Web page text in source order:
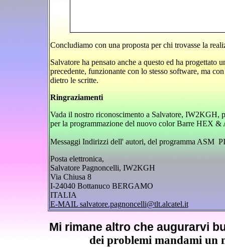
Concludiamo con una proposta per chi trovasse la
Salvatore ha pensato anche a questo ed ha
precedente, funzionante con lo stesso software, ma
dietro le scritte.
Ringraziamenti
Vada il nostro riconoscimento a Salvatore, IW2KGH,
per la programmazione del nuovo color Barre HEX &
Messaggi Indirizzi dell' autori, del programma ASM
Posta elettronica,
Salvatore Pagnoncelli, IW2KGH
Via Chiusa 8
I-24040 Bottanuco BERGAMO
ITALIA
E-MAIL salvatore.pagnoncelli@tlt.alcatel.it
Mi rimane altro che augurarvi
dei problemi mandami un